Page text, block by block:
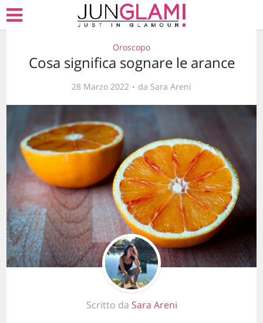
Oroscopo
Cosa significa sognare le arance
28 Marzo 2022 da Sara Areni
Scritto da Sara Areni